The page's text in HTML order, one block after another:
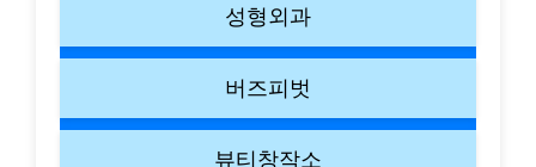
성형외과
버즈피벗
뷰티창작소